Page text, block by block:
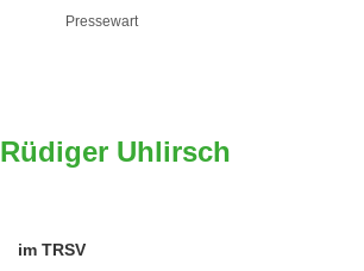
Pressewart
Rüdiger Uhlirsch
im TRSV